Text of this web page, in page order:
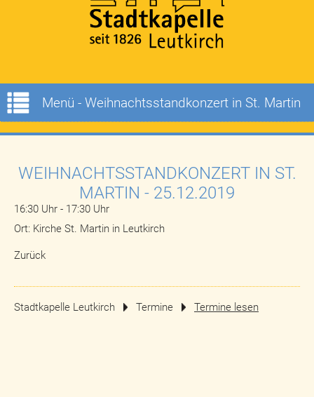
Menü - Weihnachtsstandkonzert in St. Martin
WEIHNACHTSSTANDKONZERT IN ST.
MARTIN - 25.12.2019
16:30 Uhr - 17:30 Uhr
Ort: Kirche St. Martin in Leutkirch
Zurück
Stadtkapelle Leutkirch Termine Termine lesen